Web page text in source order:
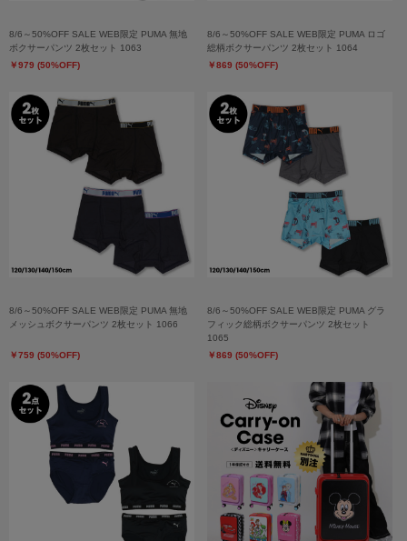
8/6～50%OFF SALE WEB限定 PUMA 無地
ボクサーパンツ 2枚セット 1063
￥979 (50%OFF)
8/6～50%OFF SALE WEB限定 PUMA ロゴ
総柄ボクサーパンツ 2枚セット 1064
￥869 (50%OFF)
8/6～50%OFF SALE WEB限定 PUMA 無地
メッシュボクサーパンツ 2枚セット 1066
￥759 (50%OFF)
8/6～50%OFF SALE WEB限定 PUMA グラ
フィック総柄ボクサーパンツ 2枚セット
1065
￥869 (50%OFF)